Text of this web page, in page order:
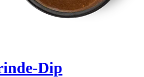
Dip